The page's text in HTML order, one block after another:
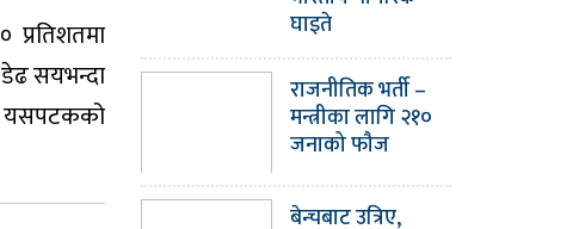
प्रतिशतमा
डेढ सयभन्दा
यसपटकको
घाइते
राजनीतिक भर्ती –
मन्त्रीका लागि २१०
जनाको फौज
बेन्चबाट उत्रिए,